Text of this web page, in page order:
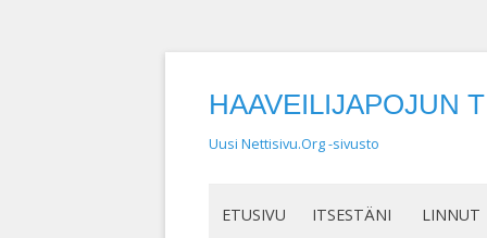
HAAVEILIJAPOJUN
Uusi Nettisivu.Org -sivusto
ETUSIVU ITSESTÄNI LINNUT